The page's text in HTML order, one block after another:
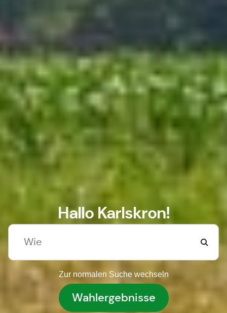
Hallo Karlskron!
Zur normalen Suche wechseln
Wahlergebnisse